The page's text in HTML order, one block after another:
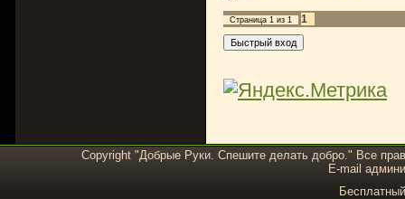
Страница 1 из 1 1
Copyright "Добрые Руки. Спешите делать добро." Все
E-mail